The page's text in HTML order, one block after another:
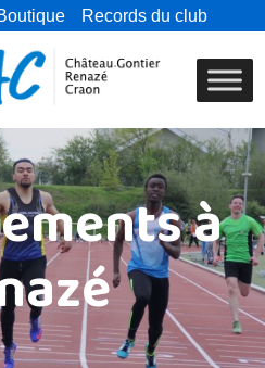
Records du club
à